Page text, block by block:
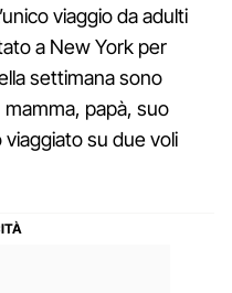
viaggio da adulti
a New York per
settimana sono
papà, suo
su due voli